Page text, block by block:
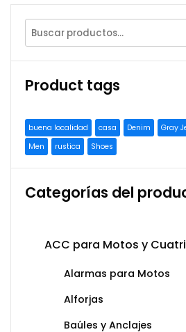
Product tags
buena localidad casa Denim Gray
Men
rustica Shoes
Categorías del
ACC para Motos y
Alarmas para Motos
Alforjas
Baúles y Anclajes